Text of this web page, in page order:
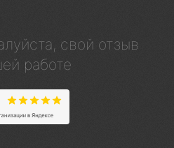
свой отзыв
работе